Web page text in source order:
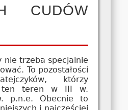
CUDÓW
nie trzeba specjalnie
To pozostałości
którzy
ten teren w III w.
p.n.e. Obecnie to